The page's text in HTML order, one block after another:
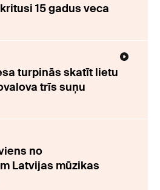
15 gadus veca
turpinās skatīt lietu
trīs suņu
no
Latvijas mūzikas